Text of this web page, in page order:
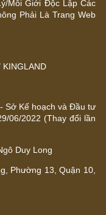
Môi Giới Độc Lập Các
Phải Là Trang Web
Sở Kế hoạch và Đầu tư
06/2022 (Thay đổi lần
Duy Long
Phường 13, Quận 10,